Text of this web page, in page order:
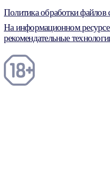
Политика обработки файлов
На информационном
рекомендательные